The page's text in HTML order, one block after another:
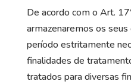
De acordo com o Art.
armazenaremos os
período estritamente
finalidades de
tratados para diversas